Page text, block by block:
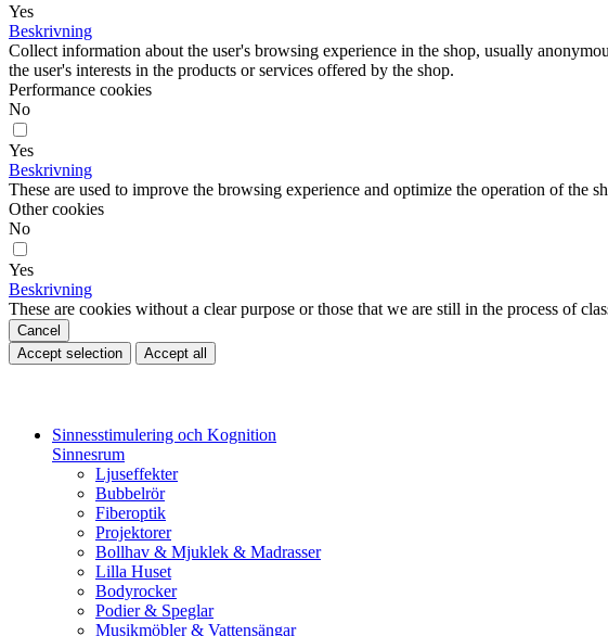
Yes
Beskrivning
Collect information about the user's browsing experience in the shop, usually
the user's interests in the products or services offered by the shop.
Performance cookies
No
Yes
Beskrivning
These are used to improve the browsing experience and optimize the operation of the
Other cookies
No
Yes
Beskrivning
These are cookies without a clear purpose or those that we are still in the process of
Cancel
Accept selection
Accept all
Sinnesstimulering och Kognition
Sinnesrum
Ljuseffekter
Bubbelrör
Fiberoptik
Projektorer
Bollhav & Mjuklek & Madrasser
Lilla Huset
Bodyrocker
Podier & Speglar
Musikmöbler & Vattensängar